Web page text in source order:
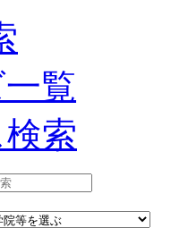
覧
索